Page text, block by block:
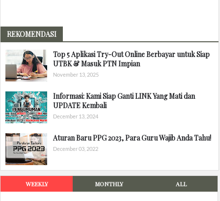
REKOMENDASI
Top 5 Aplikasi Try-Out Online Berbayar untuk Siap
UTBK & Masuk PTN Impian
November 13, 2025
Informasi: Kami Siap Ganti LINK Yang Mati dan
UPDATE Kembali
December 13, 2024
Aturan Baru PPG 2023, Para Guru Wajib Anda Tahu!
December 03, 2022
WEEKLY MONTHLY ALL